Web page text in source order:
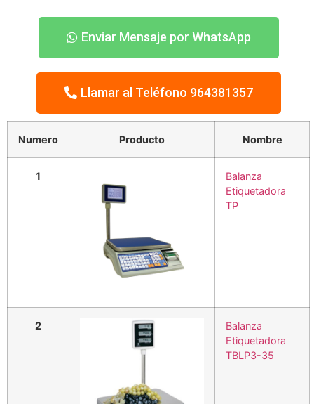
Enviar Mensaje por WhatsApp
Llamar al Teléfono 964381357
Numero Producto Nombre
1
Balanza
Etiquetadora
TP
2
Balanza
Etiquetadora
TBLP3-35